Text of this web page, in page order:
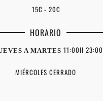
15€ - 20€
HORARIO
A MARTES 11:00H
MIÉRCOLES CERRADO